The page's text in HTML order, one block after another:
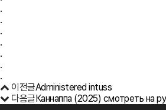
.
.
.
.
.
.
.
이전글Administered intuss
다음글Каннаппа (2025) смотреть на